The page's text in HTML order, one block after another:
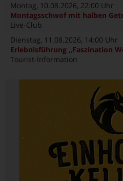
Montag, 10.08.2026, 22:00 Uhr
Montagsschwof mit halben
Live-Club
Dienstag, 11.08.2026, 14:00 Uhr
Erlebnisführung „Faszination
Tourist-Information